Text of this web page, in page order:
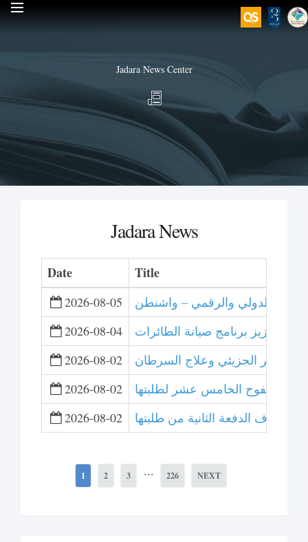
Jadara News Center
Jadara News
Date Title
2026-08-05
الدولي والرقمي – واشنطن
2026-08-04
لتعزيز برنامج صيانة الطائرات
2026-08-02
الجزيئي وعلاج السرطان
2026-08-02
تخريج الفوج الخامس عشر لطلبتها
2026-08-02
وتزف الدفعة الثانية من طلبتها
1 2 3 ... 226 NEXT